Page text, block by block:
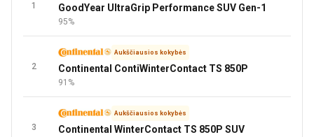
1 GoodYear UltraGrip Performance SUV Gen-1
95%
2
Aukščiausios kokybės
Continental ContiWinterContact TS 850P
91%
3
Aukščiausios kokybės
Continental WinterContact TS 850P SUV